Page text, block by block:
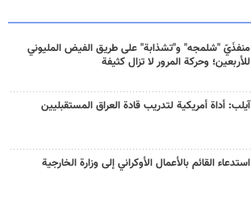
منفذَيّ "شلمجه" و"تشذابة" على طريق الفيض المليوني
للأربعين؛ وحركة المرور لا تزال كثيفة
آيلب: أداة أمريكية لتدريب قادة العراق المستقبليين
استدعاء القائم بالأعمال الأوكراني إلى وزارة الخارجية